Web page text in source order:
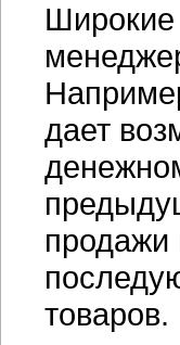
Широкие
дает
продажи
товаров.